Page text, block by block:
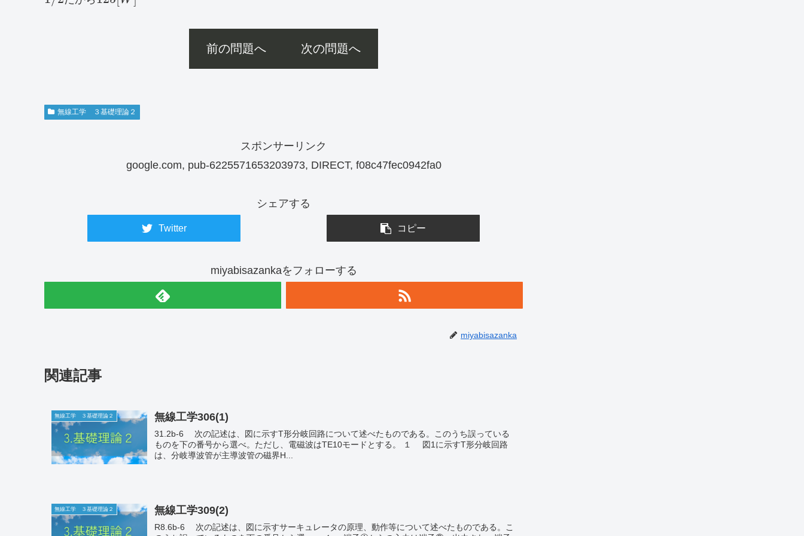
前の問題へ 次の問題へ
無線工学 ３基礎理論２
スポンサーリンク
google.com, pub-6225571653203973, DIRECT, f08c47fec0942fa0
シェアする
Twitter コピー
miyabisazankaをフォローする
miyabisazanka
関連記事
無線工学 ３基礎理論２ 無線工学306(1)
31.2b-6 次の記述は、図に示すT形分岐回路について述べたものである。このうち誤っている
ものを下の番号から選べ。ただし、電磁波はTE10モードとする。 １ 図1に示すT形分岐回路
は、分岐導波管が主導波管の磁界H...
無線工学 ３基礎理論２ 無線工学309(2)
R8.6b-6 次の記述は、図に示すサーキュレータの原理、動作等について述べたものである。こ